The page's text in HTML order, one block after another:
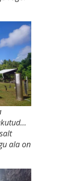
ala on